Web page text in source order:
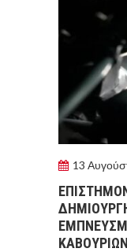
13
ΚΑΒΟΥΡΙΩΝ